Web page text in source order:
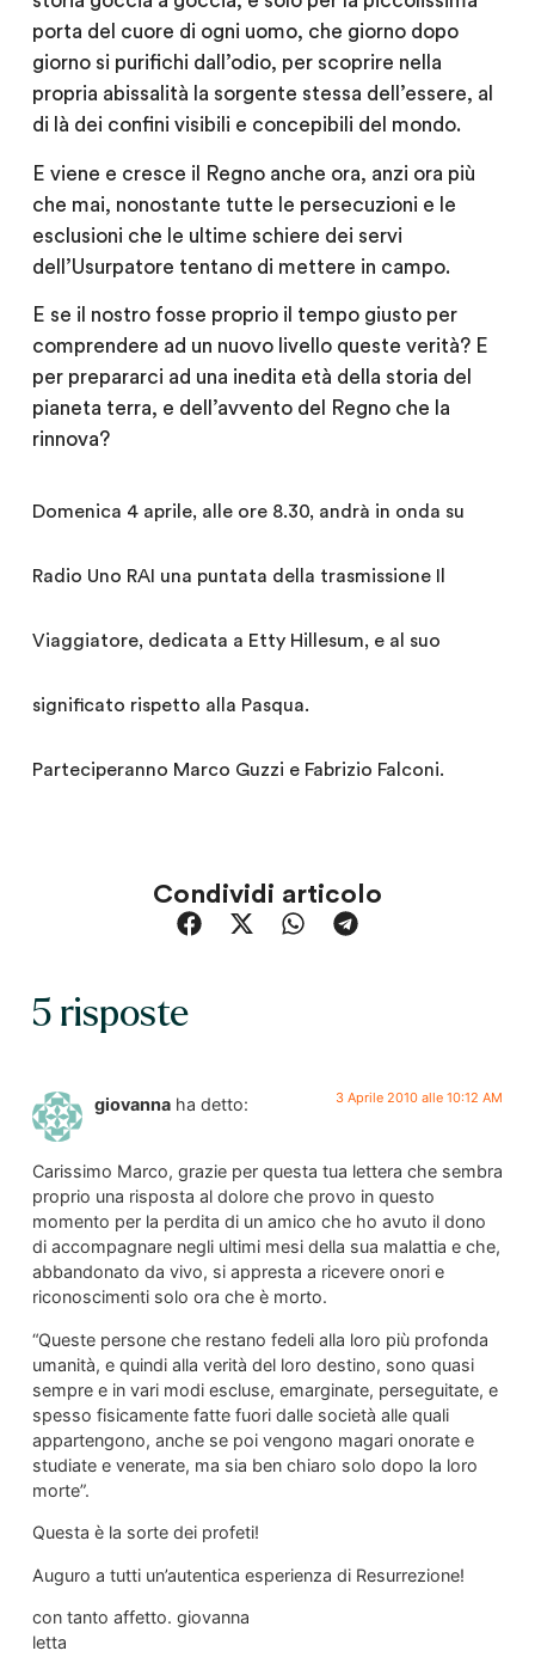
porta del cuore di ogni uomo, che giorno dopo
giorno si purifichi dall’odio, per scoprire nella
propria abissalità la sorgente stessa dell’essere, al
di là dei confini visibili e concepibili del mondo.
E viene e cresce il Regno anche ora, anzi ora più
che mai, nonostante tutte le persecuzioni e le
esclusioni che le ultime schiere dei servi
dell’Usurpatore tentano di mettere in campo.
E se il nostro fosse proprio il tempo giusto per
comprendere ad un nuovo livello queste verità? E
per prepararci ad una inedita età della storia del
pianeta terra, e dell’avvento del Regno che la
rinnova?
Domenica 4 aprile, alle ore 8.30, andrà in onda su
Radio Uno RAI una puntata della trasmissione Il
Viaggiatore, dedicata a Etty Hillesum, e al suo
significato rispetto alla Pasqua.
Parteciperanno Marco Guzzi e Fabrizio Falconi.
Condividi articolo
5 risposte
giovanna ha detto: 3 Aprile 2010 alle 10:12 AM
Carissimo Marco, grazie per questa tua lettera che sembra
proprio una risposta al dolore che provo in questo
momento per la perdita di un amico che ho avuto il dono
di accompagnare negli ultimi mesi della sua malattia e che,
abbandonato da vivo, si appresta a ricevere onori e
riconoscimenti solo ora che è morto.
“Queste persone che restano fedeli alla loro più profonda
umanità, e quindi alla verità del loro destino, sono quasi
sempre e in vari modi escluse, emarginate, perseguitate, e
spesso fisicamente fatte fuori dalle società alle quali
appartengono, anche se poi vengono magari onorate e
studiate e venerate, ma sia ben chiaro solo dopo la loro
morte”.
Questa è la sorte dei profeti!
Auguro a tutti un’autentica esperienza di Resurrezione!
con tanto affetto. giovanna
letta